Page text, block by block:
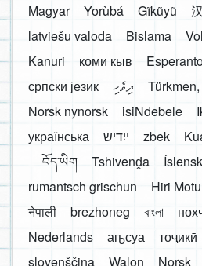
Magyar
Yorùbá Gĩkũyũ
latviešu valoda
Bislama
Kanuri
коми кыв
српски језик
ދިވެހި
Norsk nynorsk
isiNdebele
українська
ייִדיש zbek
བོད་ཡིག
Tshivenḓa
rumantsch grischun
Hiri Motu
नेपाली
brezhoneg বাংলা
Nederlands
аҧсуа тоҷикӣ
slovenščina
Walon Norsk